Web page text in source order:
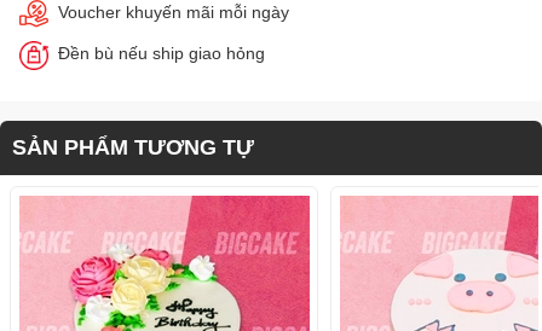
Voucher khuyến mãi mỗi ngày
Đền bù nếu ship giao hỏng
SẢN PHẨM TƯƠNG TỰ